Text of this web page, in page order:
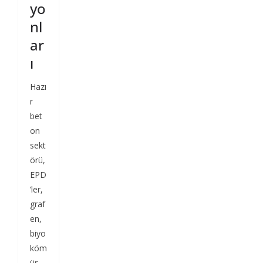
yo
nl
ar
ı
Hazı
r
bet
on
sekt
örü,
EPD
’ler,
graf
en,
biyo
köm